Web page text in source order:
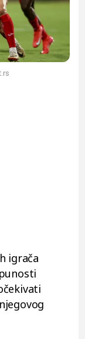
igrača